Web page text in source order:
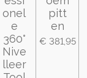
onel
e
360°
Nive
lleer
pitt
en
€ 381,95